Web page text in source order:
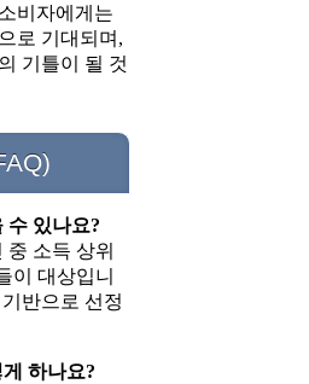
비자에게는
로 기대되며,
기틀이 될 것
수 있나요?
중 소득 상위
이 대상입니
반으로 선정
하나요?